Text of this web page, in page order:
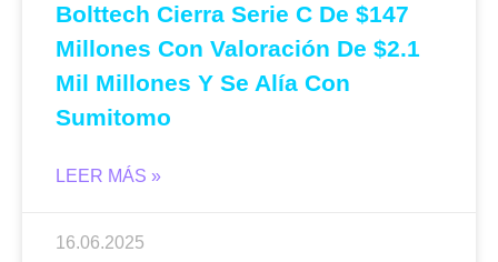
Bolttech Cierra Serie C De $147
Millones Con Valoración De $2.1
Mil Millones Y Se Alía Con
Sumitomo
LEER MÁS »
16.06.2025